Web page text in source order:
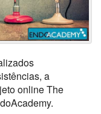
a
online The